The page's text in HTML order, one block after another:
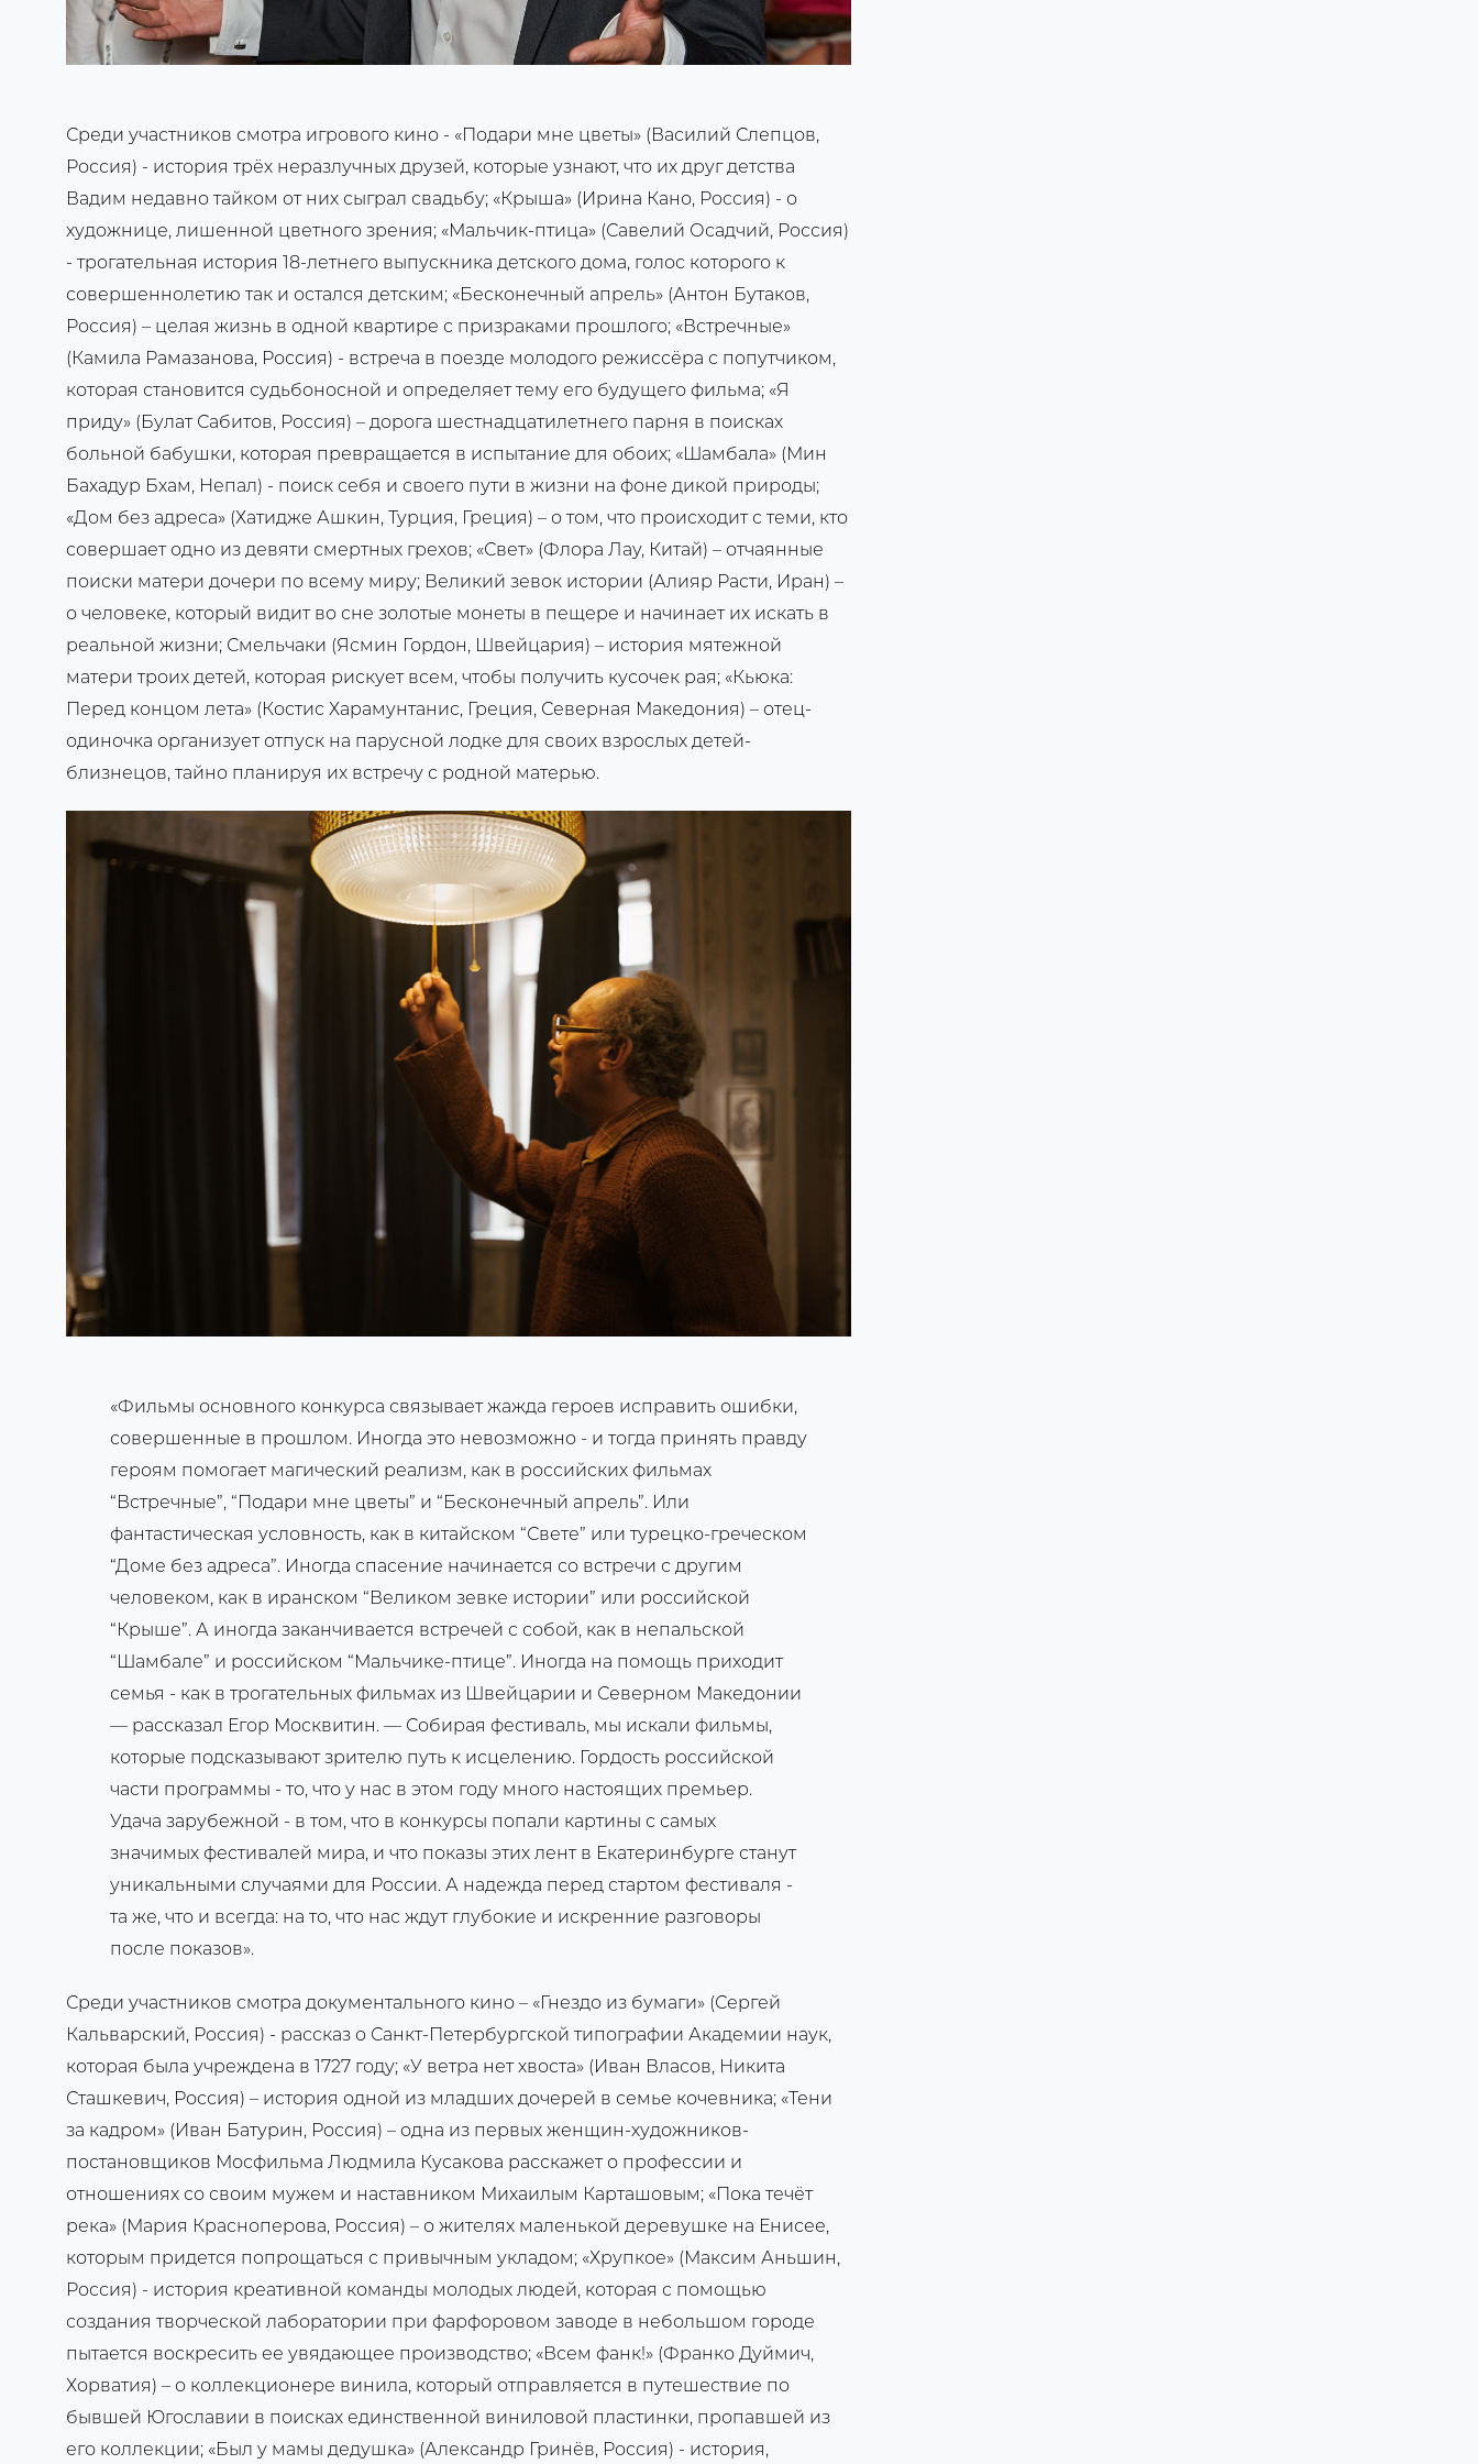
Среди участников смотра игрового кино - «Подари мне цветы» (Василий Слепцов,
Россия) - история трёх неразлучных друзей, которые узнают, что их друг детства
Вадим недавно тайком от них сыграл свадьбу; «Крыша» (Ирина Кано, Россия) - о
художнице, лишенной цветного зрения; «Мальчик-птица» (Савелий Осадчий, Россия)
- трогательная история 18-летнего выпускника детского дома, голос которого к
совершеннолетию так и остался детским; «Бесконечный апрель» (Антон Бутаков,
Россия) – целая жизнь в одной квартире с призраками прошлого; «Встречные»
(Камила Рамазанова, Россия) - встреча в поезде молодого режиссёра с попутчиком,
которая становится судьбоносной и определяет тему его будущего фильма; «Я
приду» (Булат Сабитов, Россия) – дорога шестнадцатилетнего парня в поисках
больной бабушки, которая превращается в испытание для обоих; «Шамбала» (Мин
Бахадур Бхам, Непал) - поиск себя и своего пути в жизни на фоне дикой природы;
«Дом без адреса» (Хатидже Ашкин, Турция, Греция) – о том, что происходит с теми, кто
совершает одно из девяти смертных грехов; «Свет» (Флора Лау, Китай) – отчаянные
поиски матери дочери по всему миру; Великий зевок истории (Алияр Расти, Иран) –
о человеке, который видит во сне золотые монеты в пещере и начинает их искать в
реальной жизни; Смельчаки (Ясмин Гордон, Швейцария) – история мятежной
матери троих детей, которая рискует всем, чтобы получить кусочек рая; «Кьюка:
Перед концом лета» (Костис Харамунтанис, Греция, Северная Македония) – отец-
одиночка организует отпуск на парусной лодке для своих взрослых детей-
близнецов, тайно планируя их встречу с родной матерью.
«Фильмы основного конкурса связывает жажда героев исправить ошибки,
совершенные в прошлом. Иногда это невозможно - и тогда принять правду
героям помогает магический реализм, как в российских фильмах
“Встречные”, “Подари мне цветы” и “Бесконечный апрель”. Или
фантастическая условность, как в китайском “Свете” или турецко-греческом
“Доме без адреса”. Иногда спасение начинается со встречи с другим
человеком, как в иранском “Великом зевке истории” или российской
“Крыше”. А иногда заканчивается встречей с собой, как в непальской
“Шамбале” и российском “Мальчике-птице”. Иногда на помощь приходит
семья - как в трогательных фильмах из Швейцарии и Северном Македонии
— рассказал Егор Москвитин. — Собирая фестиваль, мы искали фильмы,
которые подсказывают зрителю путь к исцелению. Гордость российской
части программы - то, что у нас в этом году много настоящих премьер.
Удача зарубежной - в том, что в конкурсы попали картины с самых
значимых фестивалей мира, и что показы этих лент в Екатеринбурге станут
уникальными случаями для России. А надежда перед стартом фестиваля -
та же, что и всегда: на то, что нас ждут глубокие и искренние разговоры
после показов».
Среди участников смотра документального кино – «Гнездо из бумаги» (Сергей
Кальварский, Россия) - рассказ о Санкт-Петербургской типографии Академии наук,
которая была учреждена в 1727 году; «У ветра нет хвоста» (Иван Власов, Никита
Сташкевич, Россия) – история одной из младших дочерей в семье кочевника; «Тени
за кадром» (Иван Батурин, Россия) – одна из первых женщин-художников-
постановщиков Мосфильма Людмила Кусакова расскажет о профессии и
отношениях со своим мужем и наставником Михаилым Карташовым; «Пока течёт
река» (Мария Красноперова, Россия) – о жителях маленькой деревушке на Енисее,
которым придется попрощаться с привычным укладом; «Хрупкое» (Максим Аньшин,
Россия) - история креативной команды молодых людей, которая с помощью
создания творческой лаборатории при фарфоровом заводе в небольшом городе
пытается воскресить ее увядающее производство; «Всем фанк!» (Франко Дуймич,
Хорватия) – о коллекционере винила, который отправляется в путешествие по
бывшей Югославии в поисках единственной виниловой пластинки, пропавшей из
его коллекции; «Был у мамы дедушка» (Александр Гринёв, Россия) - история,